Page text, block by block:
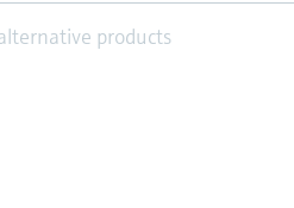
products